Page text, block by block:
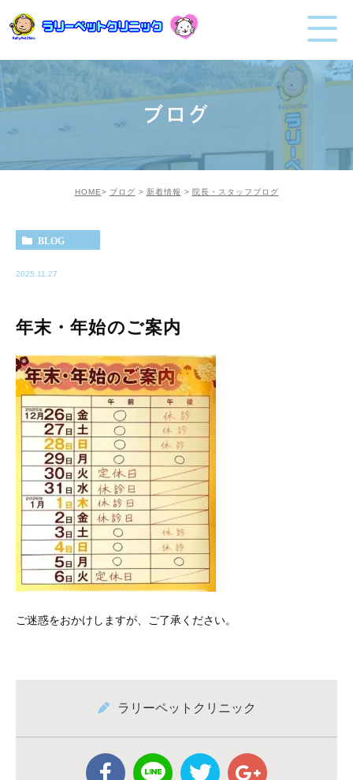
ブログ
HOME ブログ 新着情報 院長・スタッフブログ
BLOG
2025.11.27
年末・年始のご案内
ご迷惑をおかけしますが、ご了承ください。
ラリーペットクリニック